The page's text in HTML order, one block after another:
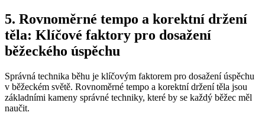
5. Rovnoměrné tempo a korektní držení
těla: Klíčové faktory pro dosažení
běžeckého úspěchu
Správná technika běhu je klíčovým faktorem pro dosažení úspěchu
v běžeckém světě. Rovnoměrné tempo a korektní držení těla jsou
základními kameny správné techniky, které by se každý běžec měl
naučit.